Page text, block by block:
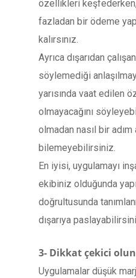
özellikleri
fazladan bir ödeme
kalırsınız.
Ayrıca dışarıdan
söylemediği
yarısında vaat edilen
olmayacağını
olmadan nasıl bir adım
bilemeyebilirsiniz.
En iyisi, uygulamayı
ekibiniz olduğunda
doğrultusunda
dışarıya
3- Dikkat çekici olun
Uygulamalar düşük